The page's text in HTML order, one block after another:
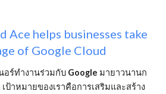
Ace helps businesses take
of Google Cloud
อร์ทำงานร่วมกับ Google มายาวนานก
ป้าหมายของเราคือการเสริมและสร้าง